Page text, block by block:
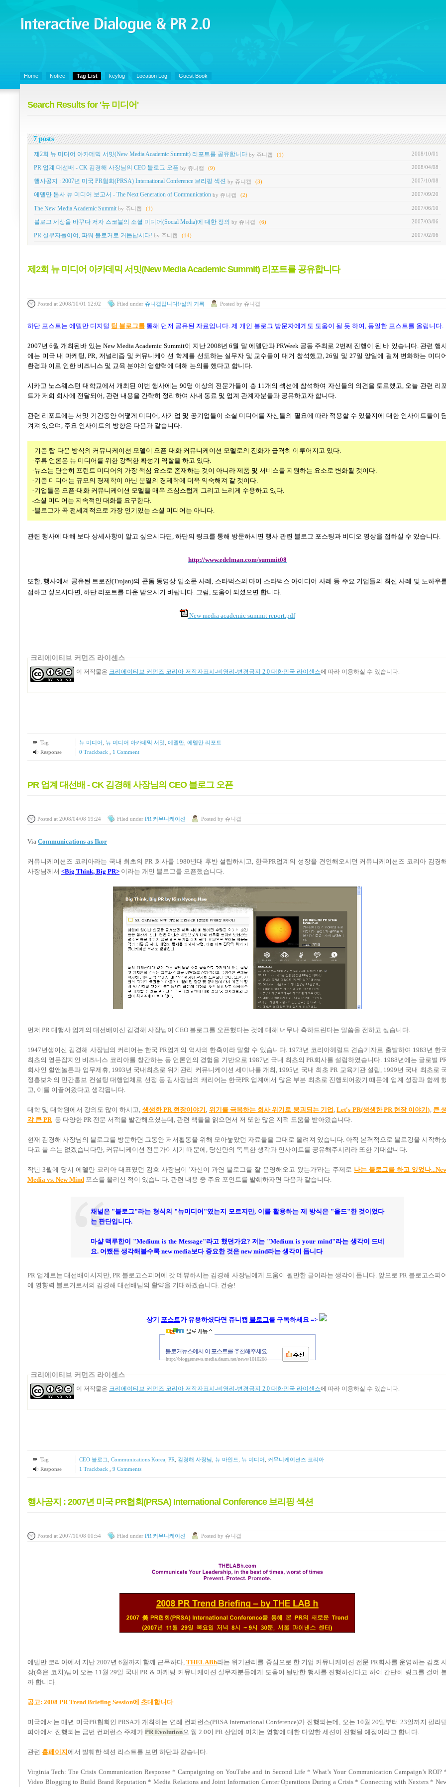
Interactive Dialogue &
PR 2.0
Home Notice Tag List keylog Location Log Guest Book
Search Results for '뉴 미디어'
7 posts
2008/10/01
제2회 뉴 미디어 아카데믹 서밋(New Media Academic Summit) 리포트를 공유합니다 by 쥬니캡 (1)
2008/04/08
PR 업계 대선배 - CK 김경해 사장님의 CEO 블로그 오픈 by 쥬니캡 (9)
2007/10/08
행사공지 : 2007년 미국 PR협회(PRSA) International Conference 브리핑 섹션 by 쥬니캡 (3)
2007/09/20
에델만 본사 뉴 미디어 보고서 - The Next Generation of Communication by 쥬니캡 (2)
2007/06/10
The New Media Academic Summit by 쥬니캡 (1)
2007/03/06
블로그 세상을 바꾸다 저자 스코블의 소셜 미디어(Social Media)에 대한 정의 by 쥬니캡 (6)
2007/02/06
PR 실무자들이여, 파워 블로거로 거듭납시다! by 쥬니캡 (14)
제2회 뉴 미디어 아카데믹 서밋(New Media Academic Summit) 리포트를 공유합니다
Posted at 2008/10/01 12:02 Filed under 쥬니캡입니다!/삶의 기록 Posted by 쥬니캡
하단 포스트는 에델만 디지털 팀 블로그를 통해 먼저 공유된 자료입니다. 제 개인 블로그 방문자에게도 도움이 될 듯 하여, 동일한 포스트를 올립니다.
2007년 6월 개최된바 있는 New Media Academic Summit이 지난2008년 6월 말 에델만과PRWeek 공동 주최로 2번째 진행이 된 바 있습니다. 관련 행
에는 미국 내 마케팅, PR, 저널리즘 및 커뮤니케이션 학계를 선도하는 실무자 및 교수들이 대거 참석했고, 26일 및 27일 양일에 걸쳐 변화하는 미디어
환경과 이로 인한 비즈니스 및 교육 분야의 영향력에 대해 논의를 했다고 합니다.
시카고 노스웨스턴 대학교에서 개최된 이번 행사에는 90명 이상의 전문가들이 총 11개의 섹션에 참석하여 자신들의 의견을 토로했고, 오늘 관련 리
트가 저희 회사에 전달되어, 관련 내용을 간략히 정리하여 사내 동료 및 업계 관계자분들과 공유하고자 합니다.
관련 리포트에는 서밋 기간동안 어떻게 미디어,사기업 및 공기업들이 소셜 미디어를 자신들의 필요에 따라 적용할 수 있을지에 대한 인사이트들이
겨져 있으며, 주요 인사이트의 방향은 다음과 같습니다:
-기존 탑-다운 방식의 커뮤니케이션 모델이 오픈-대화 커뮤니케이션 모델로의 진화가 급격히 이루어지고 있다.
-주류 언론은 뉴 미디어를 위한 강력한 확성기 역할을 하고 있다.
-뉴스는 단순히 프린트 미디어의 가장 핵심 요소로 존재하는 것이 아니라 제품 및 서비스를 지원하는 요소로 변화될 것이다.
-기존 미디어는 규모의 경제학이 아닌 분열의 경제학에 더욱 익숙해져 갈 것이다.
-기업들은 오픈-대화 커뮤니케이션 모델을 매우 조심스럽게 그리고 느리게 수용하고 있다.
-소셜 미디어는 지속적인 대화를 요구한다.
-블로그가 곡 전세계적으로 가장 인기있는 소셜 미디어는 아니다.
관련 행사에 대해 보다 상세사항이 알고 싶으시다면, 하단의 링크를 통해 방문하시면 행사 관련 블로그 포스팅과 비디오 영상을 접하실 수 있습니다.
http://www.edelman.com/summit08
또한 ,행사에서 공유된 트로잔(Trojan)의 콘돔 동영상 입소문 사례, 스타벅스의 마이 스타벅스 아이디어 사례 등 주요 기업들의 최신 사례 및 노하우
접하고 싶으시다면 하단 리포트를 다운 받으시기 바랍니다 그럼 도움이 되셨으면 합니다
New media academic summit report.pdf
크리에이티브 커먼즈 라이센스
이 저작물은 크리에이티브 커먼즈 코리아 저작자표시-비영리-변경금지 2.0 대한민국 라이센스에 따라 이용하실 수 있습니다.
Tag 뉴 미디어 뉴 미디어 아카데믹 서밋 에델만, 에델만 리포트
Response
0 Trackback 1 Comment
PR 업계 대선배 - CK 김경해 사장님의 CEO 블로그 오픈
Posted at 2008/04/08 19:24 Filed under PR 커뮤니케이션 Posted by 쥬니캡
Via Communications as Ikor
커뮤니케이션즈 코리아라는 국내 최초의 PR 회사를 1980년대 후반 설립하시고, 한국PR업계의 성장을 견인해오시던 커뮤니케이션즈 코리아 김경해
사장님께서 <Big Think, Big PR> 이라는 개인 블로그를 오픈했습니다.
먼저 PR 대행사 업계의 대선배이신 김경해 사장님이 CEO 블로그를 오픈했다는 것에 대해 너무나 축하드린다는 말씀을 전하고 싶습니다.
1947년생이신 김경해 사장님의 커리어는 한국 PR업계의 역사의 한축이라 말할 수 있습니다. 1973년 코리아헤럴드 견습기자로 출발하여 1983년 한
최초의 영문잡지인 비즈니스 코리아를 창간하는 등 언론인의 경험을 기반으로 1987년 국내 최초의 PR회사를 설립하였습니다. 1988년에는 글로벌
회사인 힐앤놀튼과 업무제휴, 1993년 국내최초로 위기관리 커뮤니케이션 세미나를 개최, 1995년 국내 최초 PR 교육기관 설립, 1999년 국내 최초로
정홍보처의 민간홍보 컨설팅 대행업체로 선정 등 김사장님의 캐리어는 한국PR 업계에서 많은 부분 최초로 진행되어왔기 때문에 업계 성장과 함께 했
고, 이를 이끌어왔다고 생각됩니다.
대학 및 대학원에서 강의도 많이 하시고, 생생한PR현장이야기 , 위기를 극복하는 회사 위기로 붕괴되는 기업 ,Let's PR(생생한 PR 현장 이야기), 큰
각 큰 PR등 다양한 PR 전문 서적을 발간해오셨는데, 관련 책들을 읽으면서 저 또한 많은 지적 도움을 받아왔습니다.
현재 김경해 사장님의 블로그를 방문하면 그동안 저서활동을 위해 모아놓았던 자료들을 그대로 올려져 있습니다. 아직 본격적으로 블로깅을 시작하셨
다고 볼 수는 없겠습니다만, 커뮤니케이션 전문가이시기 때문에, 당신만의 독특한 생각과 인사이트를 공유해주시리라 또한 기대합니다.
작년 3월에 당시 에델만 코리아 대표였던 김호 사장님이 '자신이 과연 블로그를 잘 운영해오고 왔는가'라는 주제로 나는 블로그를 하고 있었나
Media vs. New Mind 포스를 올리신 적이 있습니다. 관련 내용 중 주요 포인트를 발췌하자면 다음과 같습니다.
채널은 "블로그"라는 형식의 "뉴미디어"였는지 모르지만, 이를 활용하는 제 방식은 "올드"한 것이었다
는 판단입니다.
마샬 맥루한이 "Medium is the Message"라고 했던가요? 저는 "Medium is your mind"라는 생각이 드네
요. 어쨌든 생각해볼수록 new media보다 중요한 것은 new mind라는 생각이 듭니다
PR 업계로는 대선배이시지만, PR 블로고스피어에 갓 데뷰하시는 김경해 사장님에게 도움이 될만한 글이라는 생각이 듭니다. 앞으로 PR 블로고스피어
에 영향력 블로거로서의 김경해 대선배님의 활약을 기대하겠습니다. 건승!
상기 포스트가유용하셨다면 쥬니캡 블로그를 구독하세요 =>
블로거뉴스에서 이 포스트를 추천해주세요.
http://bloggernews.media.daum.net/news/1010208
크리에이티브 커먼즈 라이센스
이 저작물은 크리에이티브 커먼즈 코리아 저작자표시-비영리-변경금지 2.0 대한민국 라이센스에 따라 이용하실 수 있습니다.
Tag CEO 블로그 Communications Korea PR 김경해 사장님 뉴 마인드 뉴 미디어
커뮤니케이션즈 코리아
Response
1 Trackback 9 Comments
행사공지 : 2007년 미국 PR협회(PRSA) International Conference 브리핑 섹션
Posted at 2007/10/08 00:54 Filed under PR 커뮤니케이션 Posted by 쥬니캡
에델만 코리아에서 지난 2007년 6월까지 함께 근무하다,THELABh라는 위기관리를 중심으로 한 기업 커뮤니케이션 전문 PR회사를 운영하는 김호
장(혹은 코치)님이 오는 11월 29일 국내 PR & 마케팅 커뮤니케이션 실무자분들에게 도움이 될만한 행사를 진행하신다고 하여 간단히 링크를 걸어
까 합니다.
공고: 2008 PR Trend Briefing Session에 초대합니다
미국에서는 매년 미국PR협회인 PRSA가 개최하는 연례 컨퍼런스(PRSA International Conference)가 진행되는데, 오는 10월 20일부터 23일까지 필라델
피아에서 진행되는 금번 컨퍼런스 주제가 PR Evolution으 웹 2.0이 PR 산업에 미치는 영향에 대한 다양한 세션이 진행될 예정이라고 합니다.
관련 홈페이지에서 발췌한 섹션 리스트를 보면 하단과 같습니다.
Virginia Tech: The Crisis Communication Response * Campaigning on YouTube and in Second Life * What’s Your Communication Campaign’s ROI?
Video Blogging to Build Brand Reputation * Media Relations and Joint Information Center Operations During a Crisis * Connecting with Nexters *